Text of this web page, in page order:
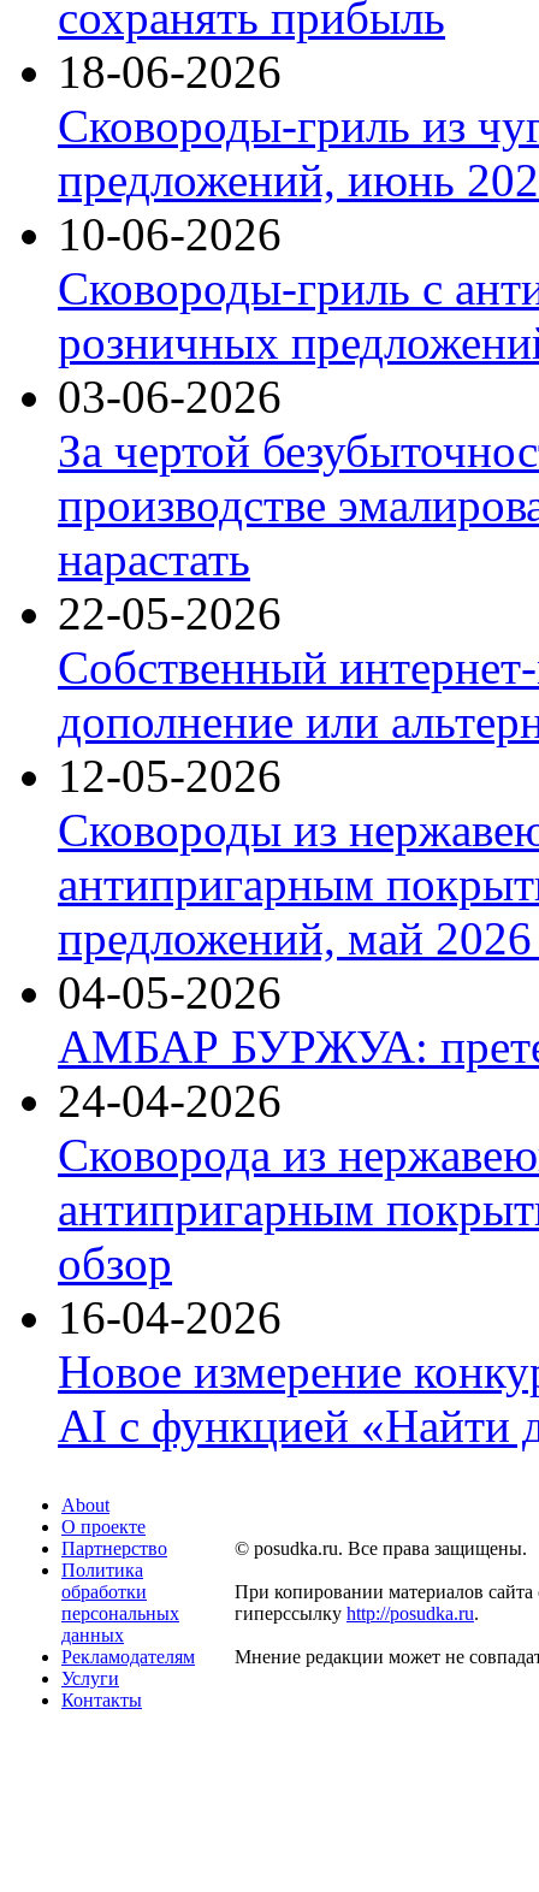
сохранять прибыль
18-06-2026
Сковороды-гриль из
предложений, июнь
10-06-2026
Сковороды-гриль с
розничных
03-06-2026
За чертой
производстве
нарастать
22-05-2026
Собственный
дополнение или
12-05-2026
Сковороды из
антипригарным
предложений, май 2026
04-05-2026
АМБАР БУРЖУА:
24-04-2026
Сковорода из
антипригарным
обзор
16-04-2026
Новое измерение
AI с функцией «Найти
About
О проекте
Партнерство
Политика
обработки
персональных
данных
Рекламодателям
Услуги
Контакты
© posudka.ru. Все права защищены.
При копировании материалов сайта
гиперссылку http://posudka.ru.
Мнение редакции может не